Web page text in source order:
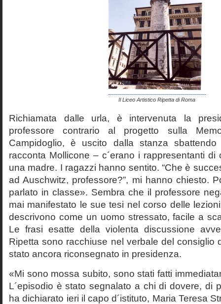
Il Liceo Artistico Ripetta di Roma
Richiamata dalle urla, è intervenuta la
professore contrario al progetto sulla
Campidoglio, è uscito dalla stanza
racconta Mollicone – c´erano i rappresentanti
una madre. I ragazzi hanno sentito. “Che è
ad Auschwitz, professore?”, mi hanno chiesto.
parlato in classe». Sembra che il professore
mai manifestato le sue tesi nel corso delle
descrivono come un uomo stressato, facile a
Le frasi esatte della violenta discussione
Ripetta sono racchiuse nel verbale del consiglio
stato ancora riconsegnato in presidenza.
«Mi sono mossa subito, sono stati fatti
L´episodio è stato segnalato a chi di dovere, di
ha dichiarato ieri il capo d´istituto, Maria Teresa